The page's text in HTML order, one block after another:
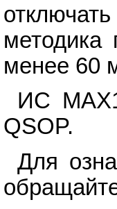
методика
менее 60
ИС
QSOP.
Для